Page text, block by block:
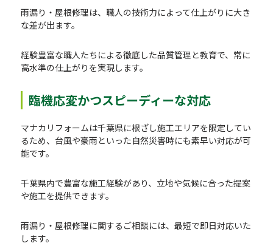
雨漏り・屋根修理は、職人の技術力によって仕上がりに大き
な差が出ます。
経験豊富な職人たちによる徹底した品質管理と教育で、常に
高水準の仕上がりを実現します。
臨機応変かつスピーディーな対応
マナカリフォームは千葉県に根ざし施工エリアを限定してい
るため、台風や豪雨といった自然災害時にも素早い対応が可
能です。
千葉県内で豊富な施工経験があり、立地や気候に合った提案
や施工を提供できます。
雨漏り・屋根修理に関するご相談には、最短で即日対応いた
します。